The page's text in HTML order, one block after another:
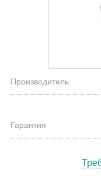
Производитель
Гарантия